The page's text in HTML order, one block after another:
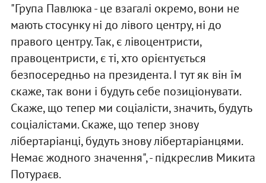
"Група Павлюка - це взагалі окремо, вони не
мають стосунку ні до лівого центру, ні до
правого центру. Так, є лівоцентристи,
правоцентристи, є ті, хто орієнтується
безпосередньо на президента. І тут як він їм
скаже, так вони і будуть себе позиціонувати.
Скаже, що тепер ми соціалісти, значить, будуть
соціалістами. Скаже, що тепер знову
лібертаріанці, будуть знову лібертаріанцями.
Немає жодного значення", - підкреслив Микита
Потураєв.